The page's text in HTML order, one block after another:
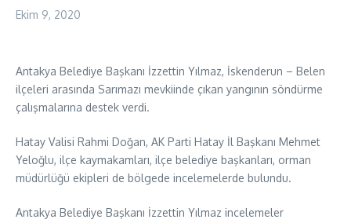
Ekim 9, 2020
Antakya Belediye Başkanı İzzettin Yılmaz, İskenderun – Belen
ilçeleri arasında Sarımazı mevkiinde çıkan yangının söndürme
çalışmalarına destek verdi.
Hatay Valisi Rahmi Doğan, AK Parti Hatay İl Başkanı Mehmet
Yeloğlu, ilçe kaymakamları, ilçe belediye başkanları, orman
müdürlüğü ekipleri de bölgede incelemelerde bulundu.
Antakya Belediye Başkanı İzzettin Yılmaz incelemeler